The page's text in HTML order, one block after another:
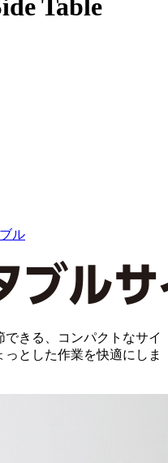
Table
ル
きる、コンパクトなサイ
とした作業を快適にしま